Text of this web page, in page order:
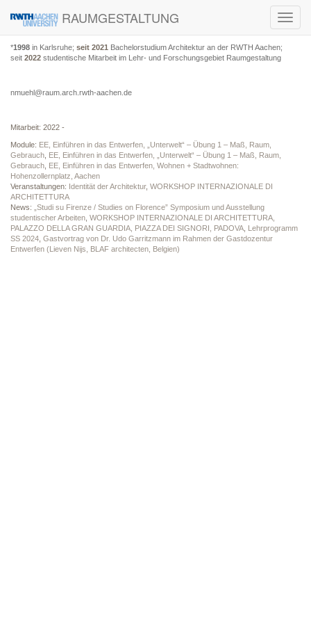
RAUMGESTALTUNG
*1998 in Karlsruhe; seit 2021 Bachelorstudium Architektur an der RWTH Aachen;
seit 2022 studentische Mitarbeit im Lehr- und Forschungsgebiet Raumgestaltung
nmuehl@raum.arch.rwth-aachen.de
Mitarbeit: 2022 -
Module: EE, Einführen in das Entwerfen, „Unterwelt“ – Übung 1 – Maß, Raum,
Gebrauch EE, Einführen in das Entwerfen, „Unterwelt“ – Übung 1 – Maß, Raum,
Gebrauch EE, Einführen in das Entwerfen, Wohnen + Stadtwohnen:
Hohenzollernplatz, Aachen
Veranstaltungen: Identität der Architektur, WORKSHOP INTERNAZIONALE DI
ARCHITETTURA
News:
„Studi su Firenze / Studies on Florence” Symposium und Ausstellung
studentischer Arbeiten WORKSHOP INTERNAZIONALE DI ARCHITETTURA,
PALAZZO DELLA GRAN GUARDIA, PIAZZA DEI SIGNORI, PADOVA Lehrprogramm
SS 2024 Gastvortrag von Dr. Udo Garritzmann im Rahmen der Gastdozentur
Entwerfen (Lieven Nijs, BLAF architecten, Belgien)